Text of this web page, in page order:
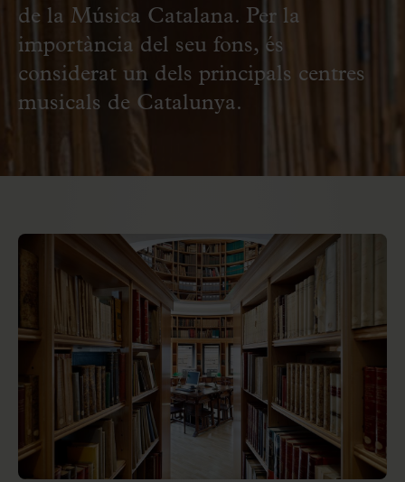
de la Música Catalana. Per la
importància del seu fons, és
considerat un dels principals centres
musicals de Catalunya.